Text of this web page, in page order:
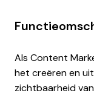
Als Content
het creëren en
zichtbaarheid